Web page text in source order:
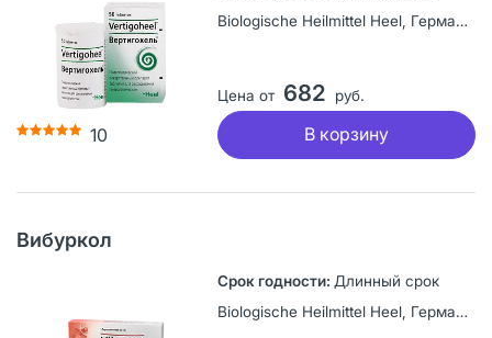
10
Biologische Heilmittel Heel, Германия
Цена от 682 руб.
В корзину
Вибуркол
Длинный срок
Biologische Heilmittel Heel, Германия